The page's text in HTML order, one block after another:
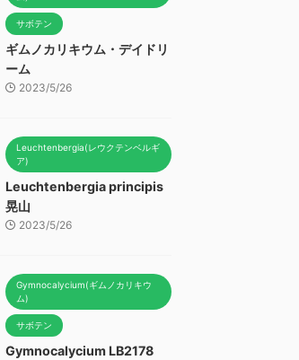
サボテン
ギムノカリキウム・デイドリ
ーム
2023/5/26
Leuchtenbergia(レウクテンベルギ
ア)
Leuchtenbergia principis
晃山
2023/5/26
Gymnocalycium(ギムノカリキウ
ム)
サボテン
Gymnocalycium LB2178